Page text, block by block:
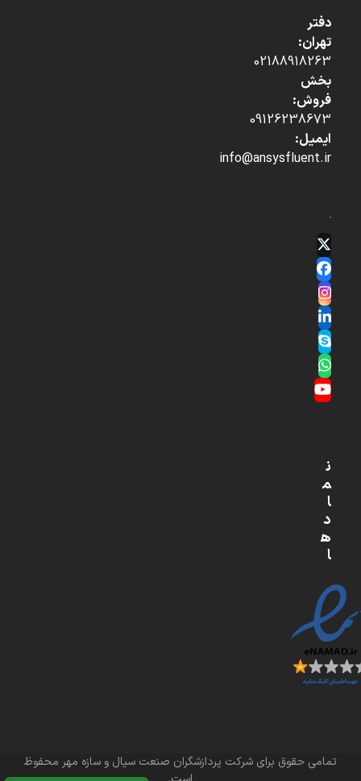
دفتر
تهران:
02188918263
بخش
فروش:
09126238673
ایمیل:
info@ansysfluent.ir
Twitter
(deprecated)
Facebook
Instagram
LinkedIn
Skype
Whatsapp
YouTube
ن
م
ا
د
ه
ا
تمامی حقوق برای شرکت پردازشگران صنعت سیال و سازه مهر محفوظ